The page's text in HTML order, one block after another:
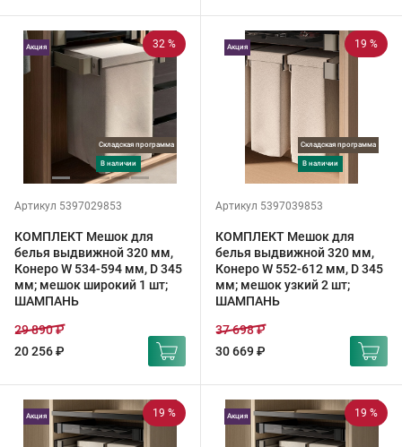
32 %
Складская программа
в наличии
Акция
Артикул 5397029853
КОМПЛЕКТ Мешок для
белья выдвижной 320 мм,
Конеро W 534-594 мм, D 345
мм; мешок широкий 1 шт;
ШАМПАНЬ
20 256 ₽
29 890 ₽
19 %
Складская программа
в наличии
Акция
Артикул 5397039853
КОМПЛЕКТ Мешок для
белья выдвижной 320 мм,
Конеро W 552-612 мм, D 345
мм; мешок узкий 2 шт;
ШАМПАНЬ
30 669 ₽
37 698 ₽
19 %
Акция 19 %
Акция